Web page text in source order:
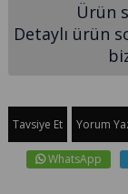
Ürün
Detaylı ürün
Tavsiye Et Yorum
WhatsApp